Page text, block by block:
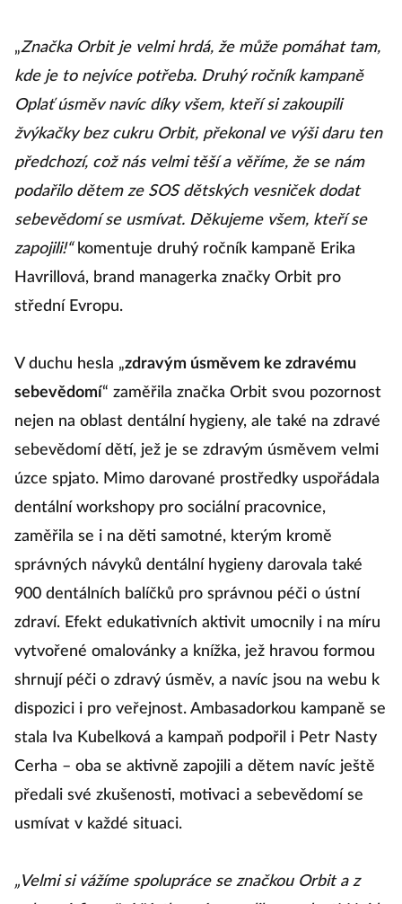
„Značka Orbit je velmi hrdá, že může pomáhat tam,
kde je to nejvíce potřeba. Druhý ročník kampaně
Oplať úsměv navíc díky všem, kteří si zakoupili
žvýkačky bez cukru Orbit, překonal ve výši daru ten
předchozí, což nás velmi těší a věříme, že se nám
podařilo dětem ze SOS dětských vesniček dodat
sebevědomí se usmívat. Děkujeme všem, kteří se
zapojili!“ komentuje druhý ročník kampaně Erika
Havrillová, brand managerka značky Orbit pro
střední Evropu.
V duchu hesla „zdravým úsměvem ke zdravému
sebevědomí“ zaměřila značka Orbit svou pozornost
nejen na oblast dentální hygieny, ale také na zdravé
sebevědomí dětí, jež je se zdravým úsměvem velmi
úzce spjato. Mimo darované prostředky uspořádala
dentální workshopy pro sociální pracovnice,
zaměřila se i na děti samotné, kterým kromě
správných návyků dentální hygieny darovala také
900 dentálních balíčků pro správnou péči o ústní
zdraví. Efekt edukativních aktivit umocnily i na míru
vytvořené omalovánky a knížka, jež hravou formou
shrnují péči o zdravý úsměv, a navíc jsou na webu k
dispozici i pro veřejnost. Ambasadorkou kampaně se
stala Iva Kubelková a kampaň podpořil i Petr Nasty
Cerha – oba se aktivně zapojili a dětem navíc ještě
předali své zkušenosti, motivaci a sebevědomí se
usmívat v každé situaci.
„Velmi si vážíme spolupráce se značkou Orbit a z